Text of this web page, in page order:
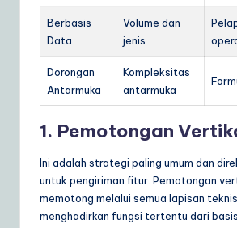
Berbasis
Data
Volume dan
jenis
Dorongan
Antarmuka
Kompleksitas
antarmuka
1. Pemotongan
Ini adalah strategi paling umum dan
untuk pengiriman fitur. Pemotongan
memotong melalui semua lapisan
menghadirkan fungsi tertentu dari